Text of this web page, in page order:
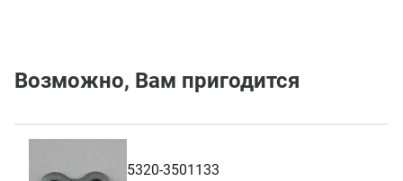
Возможно, Вам пригодится
5320-3501133